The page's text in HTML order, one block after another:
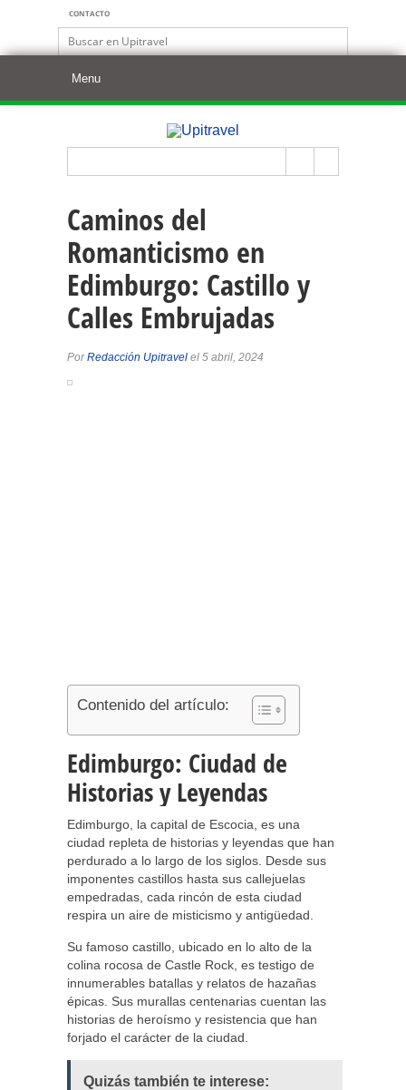
CONTACTO
Caminos del
Romanticismo en
Edimburgo: Castillo y
Calles Embrujadas
PorRedacción Upitravel el 5 abril, 2024
Contenido del artículo:
Edimburgo: Ciudad de
Historias y Leyendas
Edimburgo, la capital de Escocia, es una
ciudad repleta de historias y leyendas que han
perdurado a lo largo de los siglos. Desde sus
imponentes castillos hasta sus callejuelas
empedradas, cada rincón de esta ciudad
respira un aire de misticismo y antigüedad.
Su famoso castillo, ubicado en lo alto de la
colina rocosa de Castle Rock, es testigo de
innumerables batallas y relatos de hazañas
épicas. Sus murallas centenarias cuentan las
historias de heroísmo y resistencia que han
forjado el carácter de la ciudad.
Quizás también te interese: